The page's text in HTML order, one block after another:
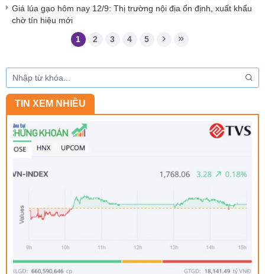
Giá lúa gạo hôm nay 12/9: Thị trường nội địa ổn định, xuất khẩu
chờ tín hiệu mới
1 2 3 4 5
TIN XEM NHIỀU